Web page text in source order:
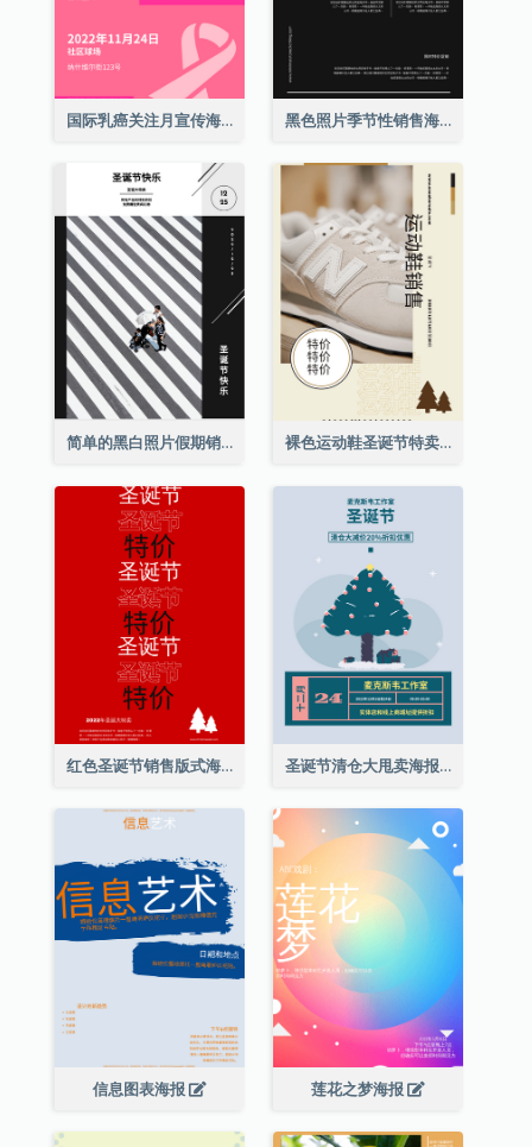
国际乳癌关注月宣传海报 黑色照片季节性销售海报
简单的黑白照片假期销售海报 裸色运动鞋圣诞节特卖海报
红色圣诞节销售版式海报 圣诞节清仓大甩卖海报
信息图表海报 莲花之梦海报